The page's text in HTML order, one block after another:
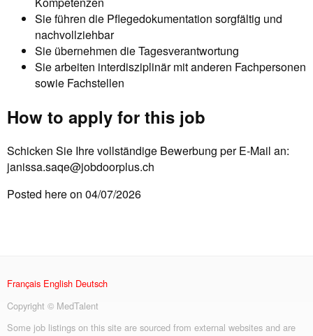
Sie führen die Pflegedokumentation sorgfältig und
nachvollziehbar
Sie übernehmen die Tagesverantwortung
Sie arbeiten interdisziplinär mit anderen Fachpersonen
sowie Fachstellen
How to apply for this job
Schicken Sie Ihre vollständige Bewerbung per E-Mail an:
janissa.saqe@jobdoorplus.ch
Posted here on 04/07/2026
Français English Deutsch
Copyright © MedTalent
Some job listings on this site are sourced from external websites and are